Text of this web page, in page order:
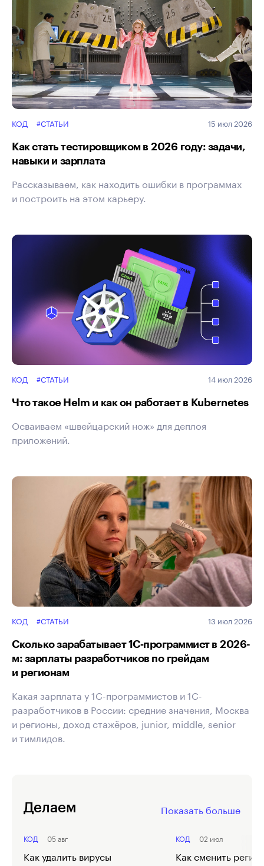
КОД #СТАТЬИ 15 июл 2026
Как стать тестировщиком в 2026 году: задачи,
навыки и зарплата
Рассказываем, как находить ошибки в программах
и построить на этом карьеру.
КОД #СТАТЬИ 14 июл 2026
Что такое Helm и как он работает в Kubernetes
Осваиваем «швейцарский нож» для деплоя
приложений.
КОД #СТАТЬИ 13 июл 2026
Сколько зарабатывает 1С‑программист в 2026-
м: зарплаты разработчиков по грейдам
и регионам
Какая зарплата у 1С-программистов и 1С-
разработчиков в России: средние значения, Москва
и регионы, доход стажёров, junior, middle, senior
и тимлидов.
Делаем Показать больше
05 авг
КОД
Как удалить вирусы
02 июл
КОД
Как сменить